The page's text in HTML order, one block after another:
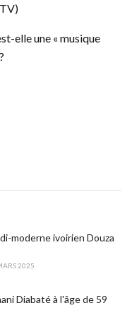
elle une « musique
moderne ivoirien Douza
2025
Diabaté à l'âge de 59